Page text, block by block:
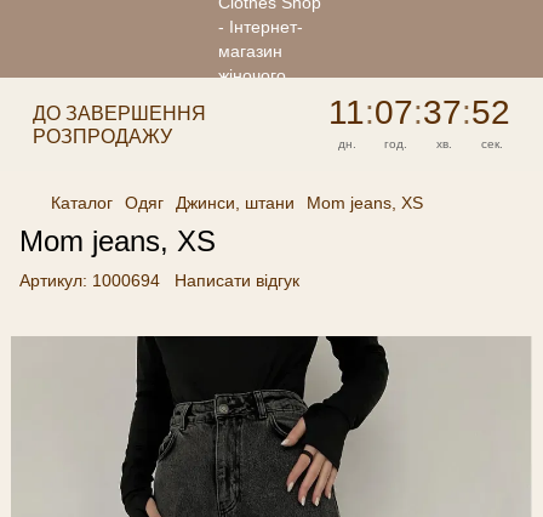
ДО ЗАВЕРШЕННЯ
РОЗПРОДАЖУ
11:07:37:52
дн. год. хв. сек.
Каталог Одяг Джинси, штани Mom jeans, XS
Mom jeans, XS
Артикул: 1000694 Написати відгук